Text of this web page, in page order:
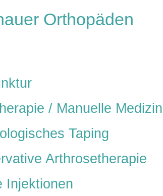
Orthopäden
/ Manuelle Medizin
Taping
Arthrosetherapie
Injektionen